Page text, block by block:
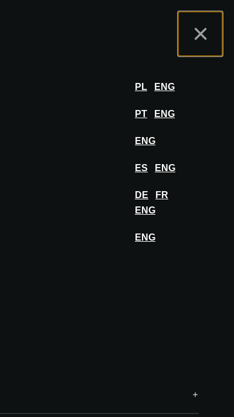
×
PL ENG
PT ENG
ENG
ES ENG
DE
FR
ENG
ENG